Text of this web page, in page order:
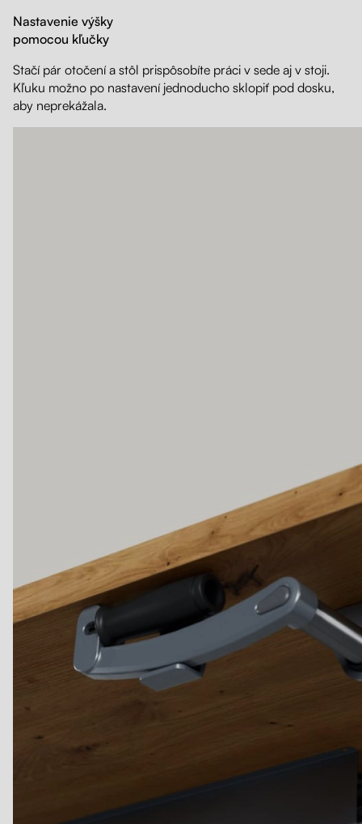
Nastavenie výšky
pomocou kľučky
Stačí pár otočení a stôl prispôsobíte práci v sede aj v stoji.
Kľuku možno po nastavení jednoducho sklopiť pod dosku,
aby neprekážala.